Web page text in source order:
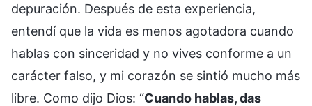
depuración. Después de esta experiencia,
entendí que la vida es menos agotadora cuando
hablas con sinceridad y no vives conforme a un
carácter falso, y mi corazón se sintió mucho más
libre. Como dijo Dios: “Cuando hablas, das